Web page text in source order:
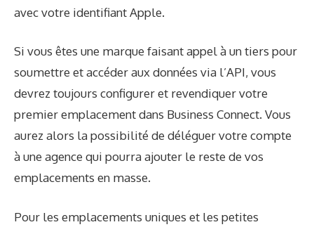
avec votre identifiant Apple.
Si vous êtes une marque faisant appel à un tiers pour
soumettre et accéder aux données via l’API, vous
devrez toujours configurer et revendiquer votre
premier emplacement dans Business Connect. Vous
aurez alors la possibilité de déléguer votre compte
à une agence qui pourra ajouter le reste de vos
emplacements en masse.
Pour les emplacements uniques et les petites